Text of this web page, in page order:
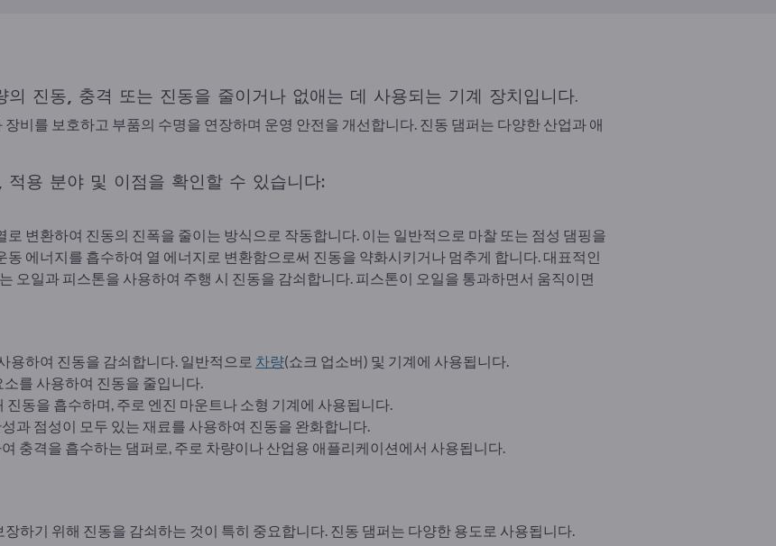
진동, 충격 또는 진동을 줄이거나 없애는 데 사용되는 기계 장치입니다.
비를 보호하고 부품의 수명을 연장하며 운영 안전을 개선합니다. 진동 댐퍼는 다양한 산업과 애
용 분야 및 이점을 확인할 수 있습니다:
변환하여 진동의 진폭을 줄이는 방식으로 작동합니다. 이는 일반적으로 마찰 또는 점성 댐핑을
에너지를 흡수하여 열 에너지로 변환함으로써 진동을 약화시키거나 멈추게 합니다. 대표적인
오일과 피스톤을 사용하여 주행 시 진동을 감쇠합니다. 피스톤이 오일을 통과하면서 움직이면
용하여 진동을 감쇠합니다. 일반적으로 차량(쇼크 업소버) 및 기계에 사용됩니다.
소를 사용하여 진동을 줄입니다.
진동을 흡수하며, 주로 엔진 마운트나 소형 기계에 사용됩니다.
과 점성이 모두 있는 재료를 사용하여 진동을 완화합니다.
충격을 흡수하는 댐퍼로, 주로 차량이나 산업용 애플리케이션에서 사용됩니다.
하기 위해 진동을 감쇠하는 것이 특히 중요합니다. 진동 댐퍼는 다양한 용도로 사용됩니다.